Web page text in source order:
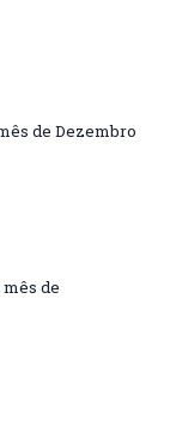
de Dezembro
de